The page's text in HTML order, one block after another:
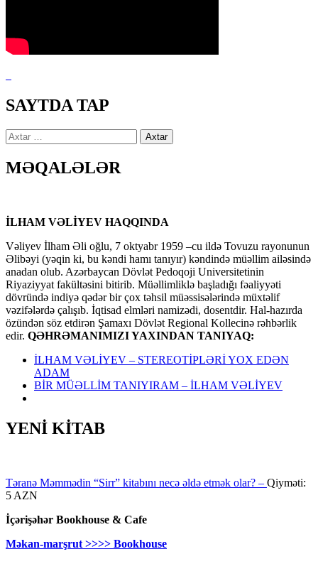
SAYTDA TAP
Axtarış:
MƏQALƏLƏR
İLHAM VƏLİYEV HAQQINDA
Vəliyev İlham Əli oğlu, 7 oktyabr 1959 –cu ildə Tovuzu rayonunun
Əlibəyi (yəqin ki, bu kəndi hamı tanıyır) kəndində müəllim ailəsində
anadan olub. Azərbaycan Dövlət Pedoqoji Universitetinin
Riyaziyyat fakültəsini bitirib. Müəllimliklə başladığı fəaliyyəti
dövründə indiyə qədər bir çox təhsil müəssisələrində müxtəlif
vəzifələrdə çalışıb. İqtisad elmləri namizədi, dosentdir. Hal-hazırda
özündən söz etdirən Şamaxı Dövlət Regional Kollecinə rəhbərlik
edir. QƏHRƏMANIMIZI YAXINDAN TANIYAQ:
İLHAM VƏLİYEV – STEREOTİPLƏRİ YOX EDƏN
ADAM
BİR MÜƏLLİM TANIYIRAM – İLHAM VƏLİYEV
YENİ KİTAB
Təranə Məmmədin “Sirr” kitabını necə əldə etmək olar? – Qiyməti:
5 AZN
İçərişəhər Bookhouse & Cafe
Məkan-marşrut >>>> Bookhouse